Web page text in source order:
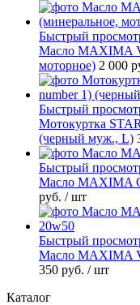
Быстрый
Масло MAXIMA
моторное) 2 000
Быстрый
Мотокуртка
(черный муж., L)
Быстрый
Масло MAXIMA
руб. / шт
Быстрый
Масло MAXIMA
350 руб. / шт
Каталог